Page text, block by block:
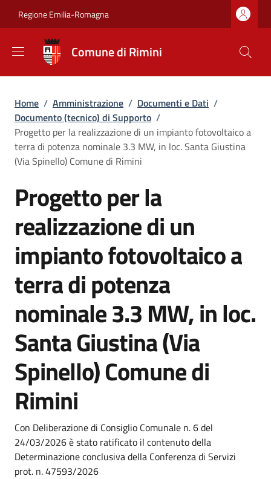
Regione Emilia-Romagna
Comune di Rimini
Briciole di pane
Home / Amministrazione / Documenti e Dati /
Documento (tecnico) di Supporto /
Progetto per la realizzazione di un impianto fotovoltaico a
terra di potenza nominale 3.3 MW, in loc. Santa Giustina
(Via Spinello) Comune di Rimini
Progetto per la
realizzazione di un
impianto fotovoltaico a
terra di potenza
nominale 3.3 MW, in loc.
Santa Giustina (Via
Spinello) Comune di
Rimini
Dettagli
Con Deliberazione di Consiglio Comunale n. 6 del
24/03/2026 è stato ratificato il contenuto della
Determinazione conclusiva della Conferenza di Servizi
prot. n. 47593/2026